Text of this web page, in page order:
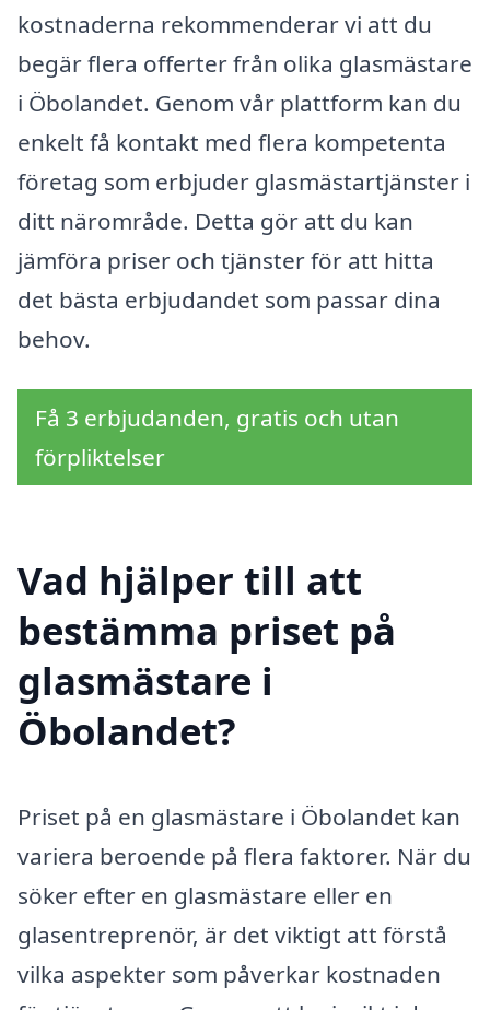
kostnaderna rekommenderar vi att du
begär flera offerter från olika glasmästare
i Öbolandet. Genom vår plattform kan du
enkelt få kontakt med flera kompetenta
företag som erbjuder glasmästartjänster i
ditt närområde. Detta gör att du kan
jämföra priser och tjänster för att hitta
det bästa erbjudandet som passar dina
behov.
Få 3 erbjudanden, gratis och utan
förpliktelser
Vad hjälper till att
bestämma priset på
glasmästare i
Öbolandet?
Priset på en glasmästare i Öbolandet kan
variera beroende på flera faktorer. När du
söker efter en glasmästare eller en
glasentreprenör, är det viktigt att förstå
vilka aspekter som påverkar kostnaden